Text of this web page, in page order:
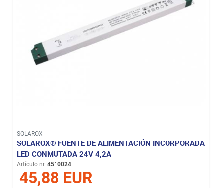
SOLAROX
SOLAROX® FUENTE DE ALIMENTACIÓN INCORPORADA
LED CONMUTADA 24V 4,2A
Artículo nr. 4510024
45,88 EUR